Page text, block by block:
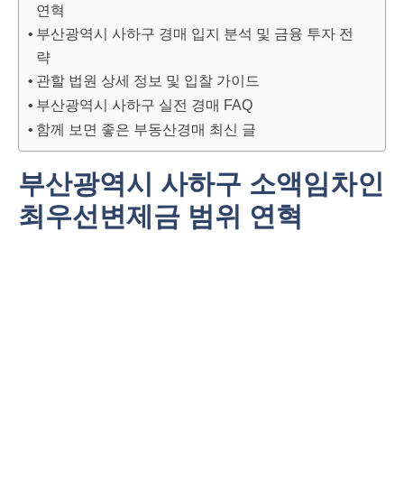
연혁
부산광역시 사하구 경매 입지 분석 및 금융 투자 전
략
관할 법원 상세 정보 및 입찰 가이드
부산광역시 사하구 실전 경매 FAQ
함께 보면 좋은 부동산경매 최신 글
부산광역시 사하구 소액임차인
최우선변제금 범위 연혁